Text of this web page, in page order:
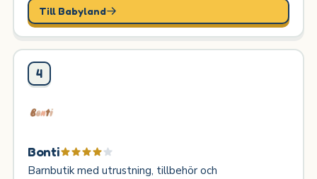
Till Babyland
4
Bonti
Barnbutik med utrustning, tillbehör och